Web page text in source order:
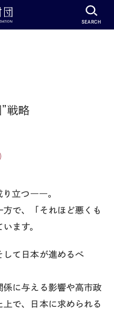
SEARCH
戦略
り立つ――。
で、「それほど悪くも
ます。
して日本が進めるべ
係に与える影響や高市政
で、日本に求められる